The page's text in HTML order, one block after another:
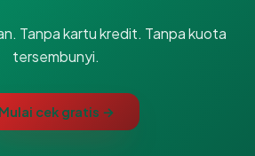
Tanpa kartu kredit. Tanpa kuota
tersembunyi.
Mulai cek gratis →